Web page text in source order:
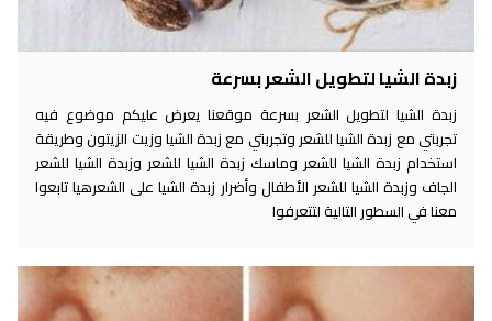
زبدة الشيا لتطويل الشعر بسرعة
زبدة الشيا لتطويل الشعر بسرعة موقعنا يعرض عليكم موضوع فيه
تجربتي مع زبدة الشيا للشعر وتجربتي مع زبدة الشيا وزيت الزيتون وطريقة
استخدام زبدة الشيا للشعر وماسك زبدة الشيا للشعر وزبدة الشيا للشعر
الجاف وزبدة الشيا للشعر الأطفال وأضرار زبدة الشيا على الشعرهيا تابعوا
معنا في السطور التالية لتتعرفوا